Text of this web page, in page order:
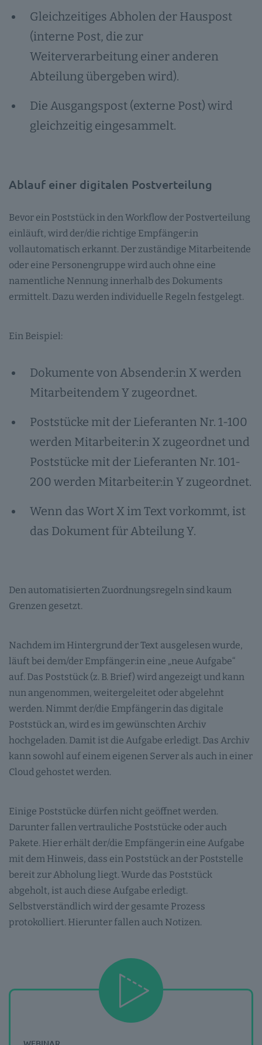
Gleichzeitiges Abholen der Hauspost
(interne Post, die zur
Weiterverarbeitung einer anderen
Abteilung übergeben wird).
Die Ausgangspost (externe Post) wird
gleichzeitig eingesammelt.
Ablauf einer digitalen Postverteilung
Bevor ein Poststück in den Workflow der Postverteilung
einläuft, wird der/die richtige Empfänger:in
vollautomatisch erkannt. Der zuständige Mitarbeitende
oder eine Personengruppe wird auch ohne eine
namentliche Nennung innerhalb des Dokuments
ermittelt. Dazu werden individuelle Regeln festgelegt.
Ein Beispiel:
Dokumente von Absender:in X werden
Mitarbeitendem Y zugeordnet.
Poststücke mit der Lieferanten Nr. 1-100
werden Mitarbeiter:in X zugeordnet und
Poststücke mit der Lieferanten Nr. 101-
200 werden Mitarbeiter:in Y zugeordnet.
Wenn das Wort X im Text vorkommt, ist
das Dokument für Abteilung Y.
Den automatisierten Zuordnungsregeln sind kaum
Grenzen gesetzt.
Nachdem im Hintergrund der Text ausgelesen wurde,
läuft bei dem/der Empfänger:in eine „neue Aufgabe“
auf. Das Poststück (z. B. Brief) wird angezeigt und kann
nun angenommen, weitergeleitet oder abgelehnt
werden. Nimmt der/die Empfänger:in das digitale
Poststück an, wird es im gewünschten Archiv
hochgeladen. Damit ist die Aufgabe erledigt. Das Archiv
kann sowohl auf einem eigenen Server als auch in einer
Cloud gehostet werden.
Einige Poststücke dürfen nicht geöffnet werden.
Darunter fallen vertrauliche Poststücke oder auch
Pakete. Hier erhält der/die Empfänger:in eine Aufgabe
mit dem Hinweis, dass ein Poststück an der Poststelle
bereit zur Abholung liegt. Wurde das Poststück
abgeholt, ist auch diese Aufgabe erledigt.
Selbstverständlich wird der gesamte Prozess
protokolliert. Hierunter fallen auch Notizen.